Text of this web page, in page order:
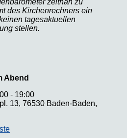
zeitnah zu
des Kirchenrechners ein
tagesaktuellen
stellen.
Abend
- 19:00
13, 76530 Baden-Baden,